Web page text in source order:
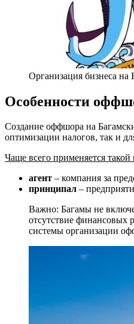
Организация бизнеса на
Особенности
Создание оффшора на
оптимизации налогов, так и
Чаще всего применяется
агент – компания за
принципал –
Важно: Багамы не
отсутствие финансовых
системы организации